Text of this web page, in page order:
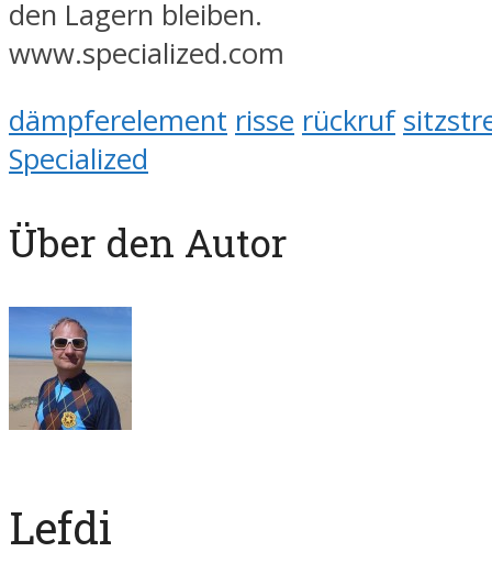
den Lagern bleiben.
www.specialized.com
dämpferelement risse rückruf
Specialized
Über den Autor
Lefdi